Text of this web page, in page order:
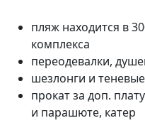
пляж находится в
комплекса
переодевалки,
шезлонги и
прокат за доп.
и парашюте, катер